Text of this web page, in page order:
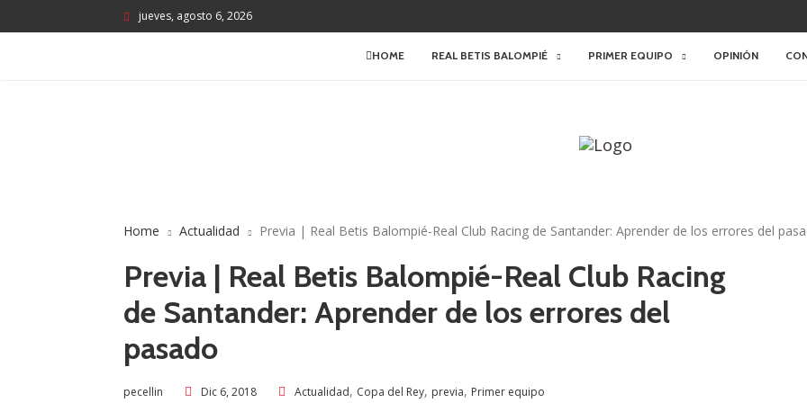
jueves, agosto 6, 2026
HOME REAL BETIS BALOMPIÉ PRIMER EQUIPO OPINIÓN
Home Actualidad Previa | Real Betis Balompié-Real Club Racing de Santander: Aprender de los errores del
Previa | Real Betis Balompié-Real Club Racing
de Santander: Aprender de los errores del
pasado
pecellin Dic 6, 2018 Actualidad, Copa del Rey, previa, Primer equipo